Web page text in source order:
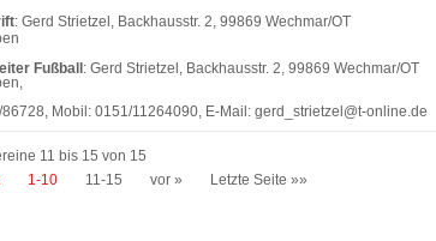
: Gerd Strietzel, Backhausstr. 2, 99869 Wechmar/OT
Fußball : Gerd Strietzel, Backhausstr. 2, 99869 Wechmar/OT
Mobil: 0151/11264090, E-Mail: gerd_strietzel@t-online.de
11 bis 15 von 15
1-10 11-15 vor » Letzte Seite »»